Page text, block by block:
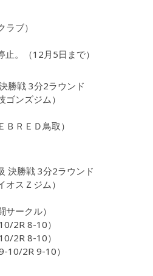
ブ）
。（12月5日まで）
勝戦 3分2ラウンド
ンズジム）
ＲＥＤ鳥取）
決勝戦 3分2ラウンド
スＺジム）
ークル）
2R 8-10）
2R 8-10）
10/2R 9-10）